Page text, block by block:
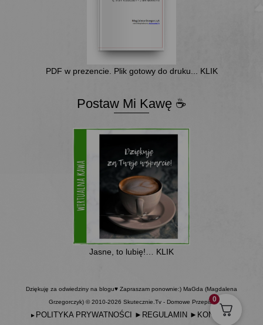
PDF w prezencie. Plik gotowy do druku... KLIK
Postaw Mi Kawę ☕
Jasne, to lubię!… KLIK
Dziękuję za odwiedziny na blogu♥ Zapraszam ponownie:) MaGda (Magdalena
Grzegorczyk) © 2010-2026 Skutecznie.Tv - Domowe Przepisy
► POLITYKA PRYWATNOŚCI ► REGULAMIN ► KONTAKT
0